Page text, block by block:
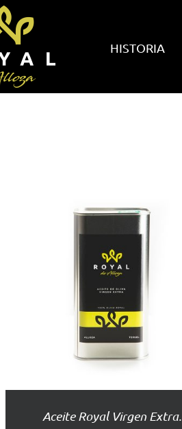
HISTORIA
AÑADIR AL
CARRITO
DETALLES
Aceite Royal Virgen Extra.